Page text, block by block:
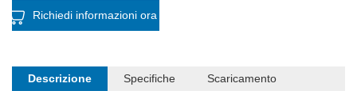
Richiedi informazioni ora
Descrizione Specifiche Scaricamento